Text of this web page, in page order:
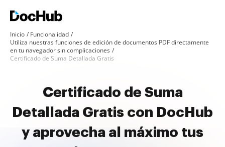
Inicio
Funcionalidad
Utiliza nuestras funciones de edición de documentos PDF directamente
en tu navegador sin complicaciones
Certificado de Suma Detallada Gratis
Certificado de Suma
Detallada Gratis con DocHub
y aprovecha al máximo tus